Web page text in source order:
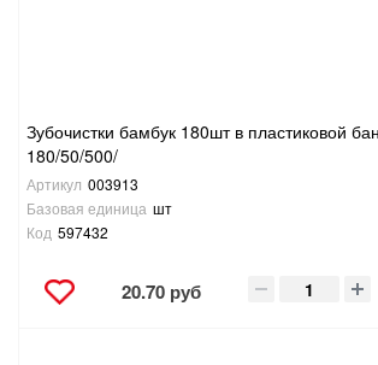
Зубочистки бамбук 180шт в пластиковой
180/50/500/
Артикул 003913
Базовая единица шт
Код 597432
20.70 руб